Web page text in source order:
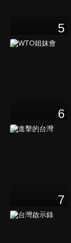
5
6
7